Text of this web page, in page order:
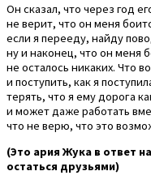
Он сказал, что через год
не верит, что он меня
если я перееду, найду
ну и наконец, что он меня
не осталось никаких. Что
и поступить, как я
терять, что я ему дорога
и может даже работать
что не верю, что это
(Это ария Жука в ответ
остаться друзьями)